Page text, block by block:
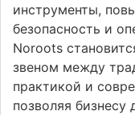
инструменты,
безопасность и
Noroots
звеном между
практикой и
позволяя бизнесу